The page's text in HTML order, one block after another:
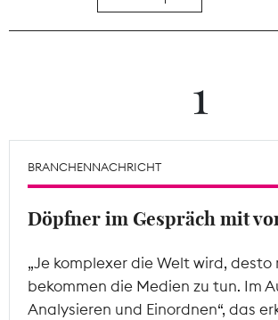
Theodor-Wolff-Preis
Mitgliederbereich
1
BRANCHENNACHRICHT
Döpfner im Gespräch mit
„Je komplexer die Welt wird, desto
bekommen die Medien zu tun. Im
Analysieren und Einordnen“, das